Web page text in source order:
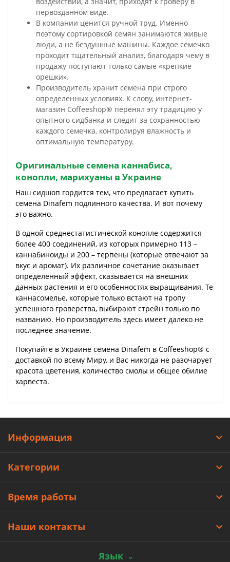
первозданном виде.
В компании ценится ручной труд. Именно
поэтому сортировкой семян занимаются живые
люди, а не бездушные машины. Каждое семечко
проходит тщательный анализ, благодаря чему в
продажу поступают только самые «крепкие
орешки».
Производитель хранит семена при строго
определенных условиях. К слову, интернет-
магазин Coffeeshop® перенял эту традицию у
опытного сидбанка и следит за сохранностью
каждого семечка, контролируя влажность и
оптимальную температуру.
Оригинальные семена каннабиса,
конопли, марихуаны в Украине
Наш сидшоп гордится тем, что предлагает купить
семена Dinafem подлинного качества. И вот почему
это важно.
В одной среднестатистической конопле содержится
более 400 соединений, из которых примерно 113 –
каннабиноиды и 200 – терпены (которые отвечают за
вкус и аромат). Их различное сочетание оказывает
определенный эффект, сказывается на внешних
данных растения и его особенностях выращивания. Те
каннасомелье, которые только встают на тропу
успешного гроверства, выбирают стрейн только по
названию. Но производитель здесь имеет далеко не
последнее значение.
Покупайте в Украине семена Dinafem в Coffeeshop® с
доставкой по всему Миру, и Вас никогда не разочарует
красота цветения, количество смолы и общее обилие
харвеста.
Информация
Категории
Время работы
Наши контакты
Язык